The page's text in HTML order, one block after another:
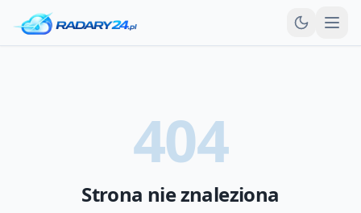
404
Strona nie znaleziona